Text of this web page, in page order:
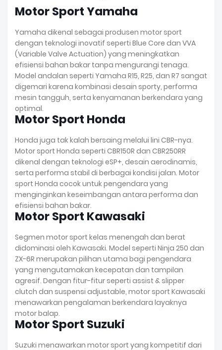
Motor Sport Yamaha
Yamaha dikenal sebagai produsen motor sport
dengan teknologi inovatif seperti Blue Core dan VVA
(Variable Valve Actuation) yang meningkatkan
efisiensi bahan bakar tanpa mengurangi tenaga.
Model andalan seperti Yamaha R15, R25, dan R7 sangat
digemari karena kombinasi desain sporty, performa
mesin tangguh, serta kenyamanan berkendara yang
optimal.
Motor Sport Honda
Honda juga tak kalah bersaing melalui lini CBR-nya.
Motor sport Honda seperti CBR150R dan CBR250RR
dikenal dengan teknologi eSP+, desain aerodinamis,
serta performa stabil di berbagai kondisi jalan. Motor
sport Honda cocok untuk pengendara yang
menginginkan keseimbangan antara performa dan
efisiensi bahan bakar.
Motor Sport Kawasaki
Segmen motor sport kelas menengah dan berat
didominasi oleh Kawasaki. Model seperti Ninja 250 dan
ZX-6R merupakan pilihan utama bagi pengendara
yang mengutamakan kecepatan dan tampilan
agresif. Dengan fitur-fitur seperti assist & slipper
clutch dan suspensi adjustable, motor sport Kawasaki
menawarkan pengalaman berkendara layaknya
motor balap.
Motor Sport Suzuki
Suzuki menawarkan motor sport yang kompetitif dari